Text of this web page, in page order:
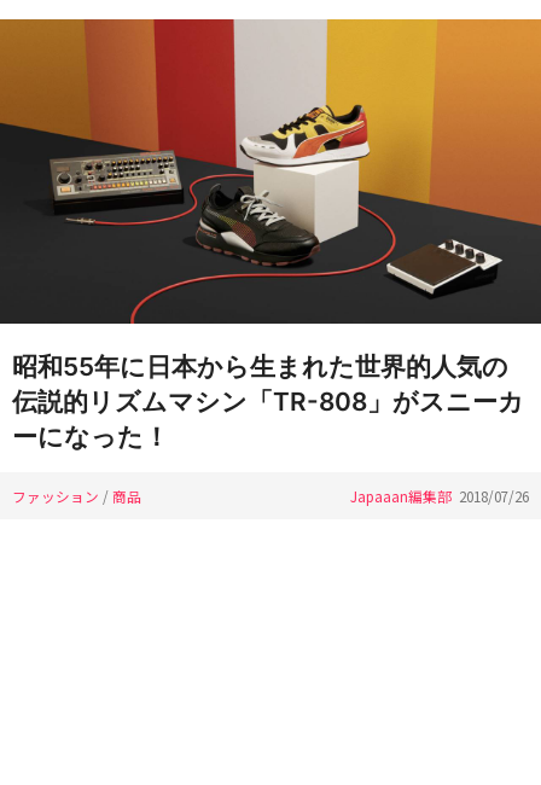
昭和55年に日本から生まれた世界的人気の
伝説的リズムマシン「TR-808」がスニーカ
ーになった！
ファッション /商品 Japaaan編集部 2018/07/26